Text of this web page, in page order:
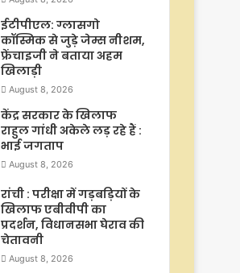
ईटीपीएल: ग्लासगो
कॉस्मिक से जुड़े जेम्स नीशम,
फ्रेंचाइजी ने बताया अहम
खिलाड़ी
August 8, 2026
केंद्र सरकार के खिलाफ
राहुल गांधी अकेले लड़ रहे हैं :
भाई जगताप
August 8, 2026
रांची : परीक्षा में गड़बड़ियों के
खिलाफ एबीवीपी का
प्रदर्शन, विधानसभा घेराव की
चेतावनी
August 8, 2026